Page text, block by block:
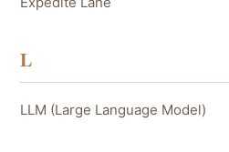
L
LLM (Large Language Model)